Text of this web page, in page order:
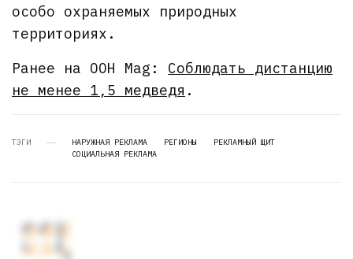
особо охраняемых природных
территориях.
Ранее на OOH Mag: Соблюдать дистанцию
не менее 1,5 медведя .
ТЭГИ НАРУЖНАЯ РЕКЛАМА РЕГИОНЫ
РЕКЛАМНЫЙ ЩИТ
СОЦИАЛЬНАЯ РЕКЛАМА